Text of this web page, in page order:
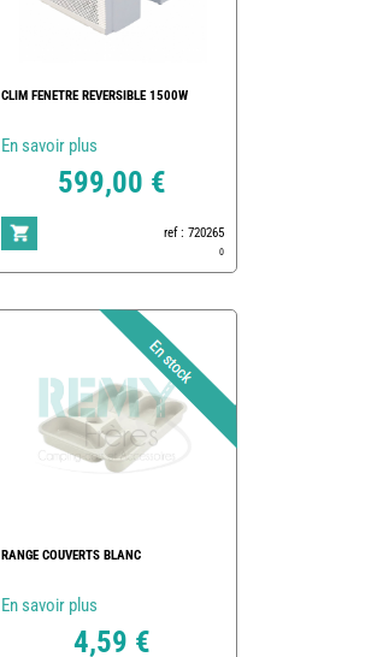
CLIM FENETRE REVERSIBLE 1500W
En savoir plus
599,00 €
ref : 720265
0
RANGE COUVERTS BLANC
En savoir plus
4,59 €